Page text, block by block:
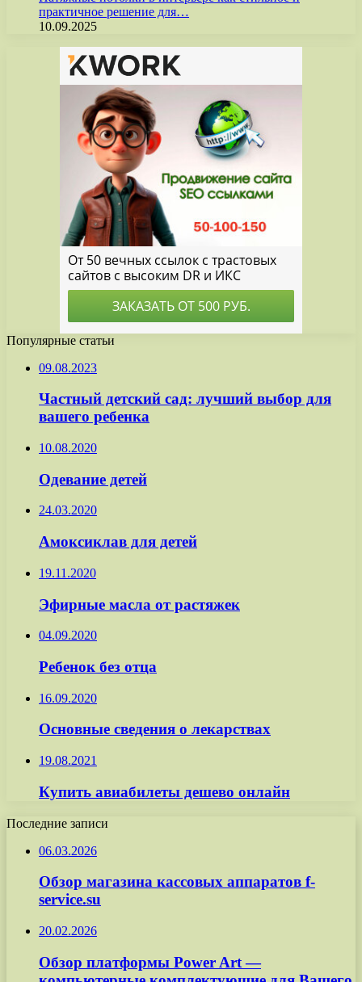
практичное решение для…
10.09.2025
Популярные статьи
09.08.2023
Частный детский сад: лучший выбор для
вашего ребенка
10.08.2020
Одевание детей
24.03.2020
Амоксиклав для детей
19.11.2020
Эфирные масла от растяжек
04.09.2020
Ребенок без отца
16.09.2020
Основные сведения о лекарствах
19.08.2021
Купить авиабилеты дешево онлайн
Последние записи
06.03.2026
Обзор магазина кассовых аппаратов f-
service.su
20.02.2026
Обзор платформы Power Art —